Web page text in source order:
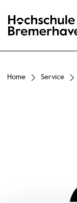
Hochschule
Home Service